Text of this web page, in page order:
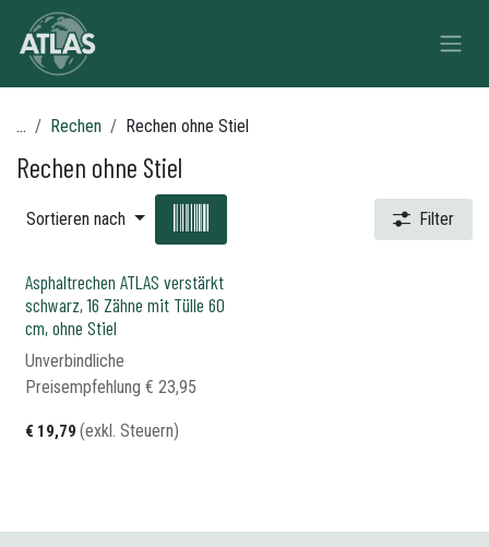
Zum Inhalt springen
... Rechen Rechen ohne Stiel
Rechen ohne Stiel
Sortieren nach Filter
Asphaltrechen ATLAS verstärkt
schwarz, 16 Zähne mit Tülle 60
cm, ohne Stiel
€ 19,79 (exkl. Steuern)
Unverbindliche
Preisempfehlung​ € 23,95